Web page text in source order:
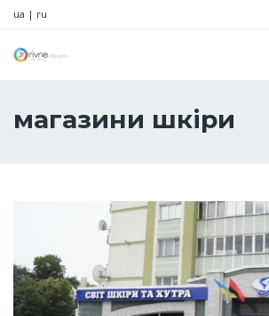
ua | ru
магазини шкіри